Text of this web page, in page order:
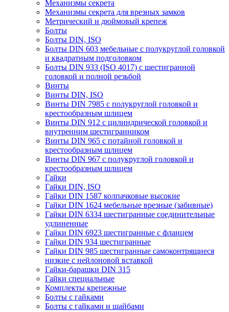
Механизмы секрета
Механизмы секрета для врезных замков
Метрический и дюймовый крепеж
Болты
Болты DIN, ISO
Болты DIN 603 мебельные с полукруглой головкой
и квадратным подголовком
Болты DIN 933 (ISO 4017) с шестигранной
головкой и полной резьбой
Винты
Винты DIN, ISO
Винты DIN 7985 с полукруглой головкой и
крестообразным шлицем
Винты DIN 912 с цилиндрической головкой и
внутренним шестигранником
Винты DIN 965 с потайной головкой и
крестообразным шлицем
Винты DIN 967 с полукруглой головкой и
крестообразным шлицем
Гайки
Гайки DIN, ISO
Гайки DIN 1587 колпачковые высокие
Гайки DIN 1624 мебельные врезные (забивные)
Гайки DIN 6334 шестигранные соединительные
удлиненные
Гайки DIN 6923 шестигранные с фланцем
Гайки DIN 934 шестигранные
Гайки DIN 985 шестигранные самоконтрящиеся
низкие с нейлоновой вставкой
Гайки-барашки DIN 315
Гайки специальные
Комплекты крепежные
Болты с гайками
Болты с гайками и шайбами